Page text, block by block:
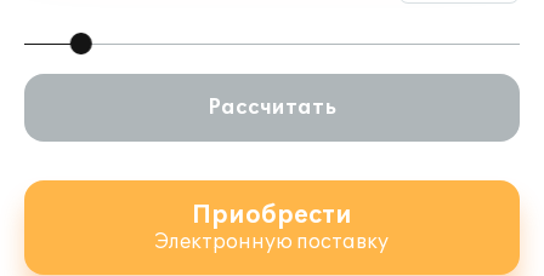
Рассчитать
Приобрести
Электронную поставку